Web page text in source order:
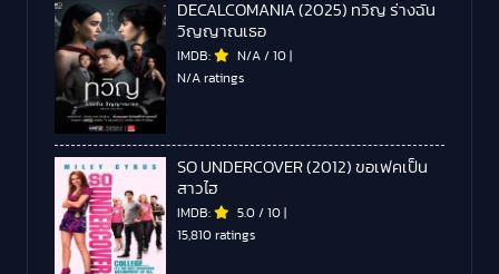
DECALCOMANIA (2025) ทวิญ ร่างฉัน
วิญญาณเธอ
IMDB: N/A / 10 |
N/A ratings
SO UNDERCOVER (2012) ขอเฟคเป็น
สาวไฮ
IMDB: 5.0 / 10 |
15,810 ratings